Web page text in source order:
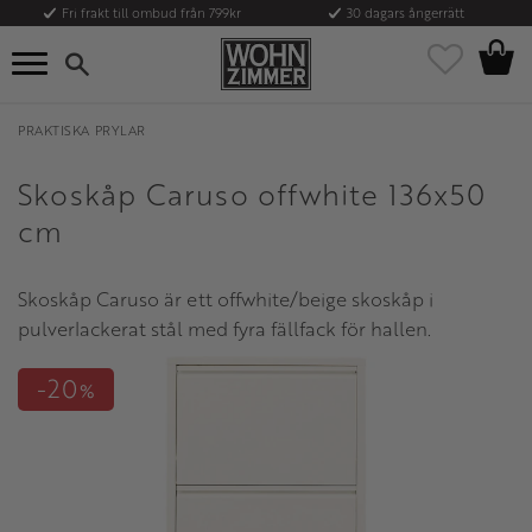
Meny
Fri frakt till ombud från 799kr 30 dagars ångerrätt
Favoriter
PRAKTISKA PRYLAR
Skoskåp Caruso offwhite 136x50
cm
Skoskåp Caruso är ett offwhite/beige skoskåp i
pulverlackerat stål med fyra fällfack för hallen.
20%